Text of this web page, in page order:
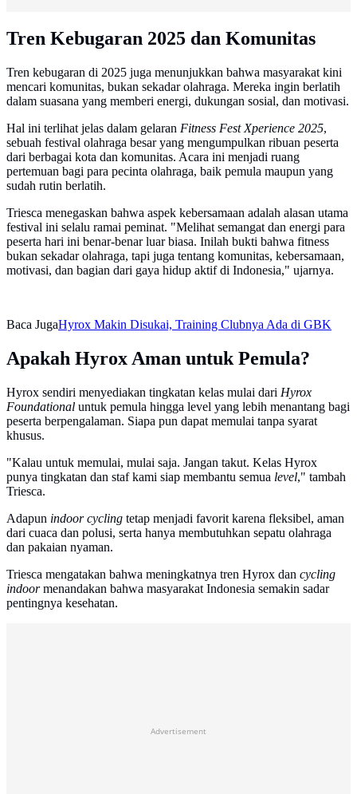
Tren Kebugaran 2025 dan Komunitas
Tren kebugaran di 2025 juga menunjukkan bahwa masyarakat kini
mencari komunitas, bukan sekadar olahraga. Mereka ingin berlatih
dalam suasana yang memberi energi, dukungan sosial, dan motivasi.
Hal ini terlihat jelas dalam gelaran Fitness Fest Xperience 2025,
sebuah festival olahraga besar yang mengumpulkan ribuan peserta
dari berbagai kota dan komunitas. Acara ini menjadi ruang
pertemuan bagi para pecinta olahraga, baik pemula maupun yang
sudah rutin berlatih.
Triesca menegaskan bahwa aspek kebersamaan adalah alasan utama
festival ini selalu ramai peminat. "Melihat semangat dan energi para
peserta hari ini benar-benar luar biasa. Inilah bukti bahwa fitness
bukan sekadar olahraga, tapi juga tentang komunitas, kebersamaan,
motivasi, dan bagian dari gaya hidup aktif di Indonesia," ujarnya.
Baca JugaHyrox Makin Disukai, Training Clubnya Ada di GBK
Apakah Hyrox Aman untuk Pemula?
Hyrox sendiri menyediakan tingkatan kelas mulai dari Hyrox
Foundational untuk pemula hingga level yang lebih menantang bagi
peserta berpengalaman. Siapa pun dapat memulai tanpa syarat
khusus.
"Kalau untuk memulai, mulai saja. Jangan takut. Kelas Hyrox
punya tingkatan dan staf kami siap membantu semua level," tambah
Triesca.
Adapun indoor cycling tetap menjadi favorit karena fleksibel, aman
dari cuaca dan polusi, serta hanya membutuhkan sepatu olahraga
dan pakaian nyaman.
Triesca mengatakan bahwa meningkatnya tren Hyrox dan cycling
indoormenandakan bahwa masyarakat Indonesia semakin sadar
pentingnya kesehatan.
Advertisement